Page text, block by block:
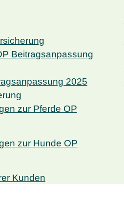
Beitragsanpassung
2025
zur Pferde OP
zur Hunde OP
Kunden